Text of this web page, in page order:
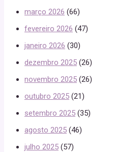
março 2026 (66)
fevereiro 2026 (47)
janeiro 2026 (30)
dezembro 2025 (26)
novembro 2025 (26)
outubro 2025 (21)
setembro 2025 (35)
agosto 2025 (46)
julho 2025 (57)